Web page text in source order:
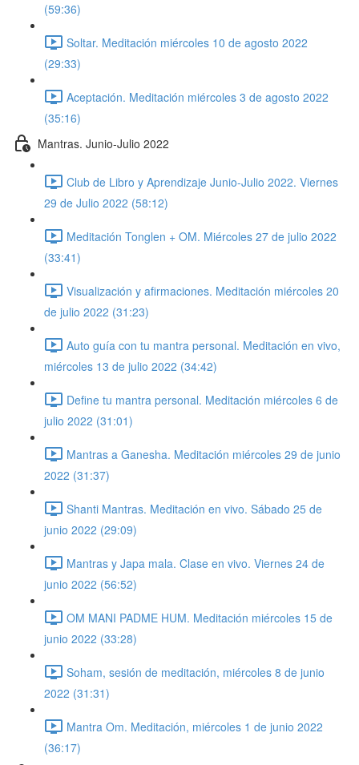
(59:36)
Soltar. Meditación miércoles 10 de agosto 2022
(29:33)
Aceptación. Meditación miércoles 3 de agosto 2022
(35:16)
Mantras. Junio-Julio 2022
Club de Libro y Aprendizaje Junio-Julio 2022. Viernes
29 de Julio 2022 (58:12)
Meditación Tonglen + OM. Miércoles 27 de julio 2022
(33:41)
Visualización y afirmaciones. Meditación miércoles 20
de julio 2022 (31:23)
Auto guía con tu mantra personal. Meditación en vivo,
miércoles 13 de julio 2022 (34:42)
Define tu mantra personal. Meditación miércoles 6 de
julio 2022 (31:01)
Mantras a Ganesha. Meditación miércoles 29 de junio
2022 (31:37)
Shanti Mantras. Meditación en vivo. Sábado 25 de
junio 2022 (29:09)
Mantras y Japa mala. Clase en vivo. Viernes 24 de
junio 2022 (56:52)
OM MANI PADME HUM. Meditación miércoles 15 de
junio 2022 (33:28)
Soham, sesión de meditación, miércoles 8 de junio
2022 (31:31)
Mantra Om. Meditación, miércoles 1 de junio 2022
(36:17)